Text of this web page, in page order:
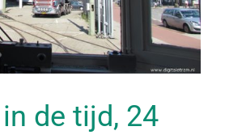
de tijd, 24